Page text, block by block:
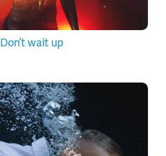
Don’t wait up